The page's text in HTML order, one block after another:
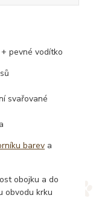
pevné vodítko
svařované
barev a
obojku a do
obvodu krku